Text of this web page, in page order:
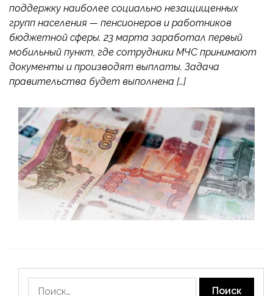
поддержку наиболее социально незащищенных
групп населения — пенсионеров и работников
бюджетной сферы. 23 марта заработал первый
мобильный пункт, где сотрудники МЧС принимают
документы и производят выплаты. Задача
правительства будет выполнена […]